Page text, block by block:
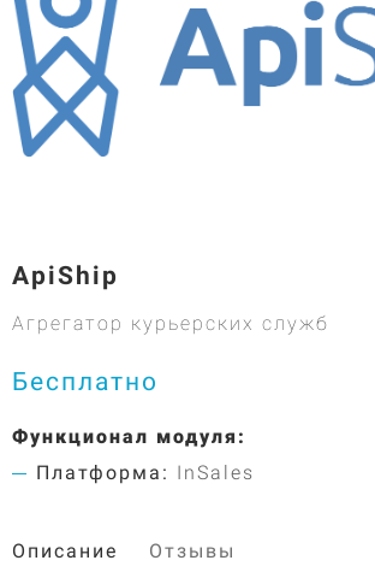
ApiShip
Агрегатор курьерских служб
Бесплатно
Функционал модуля:
Платформа: InSales
Описание Отзывы